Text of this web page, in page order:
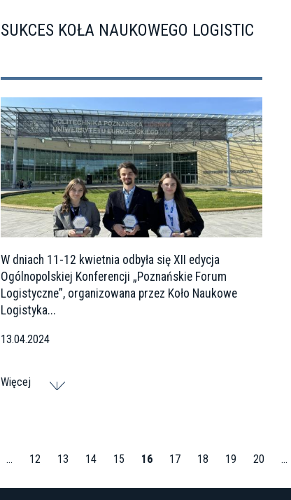
SUKCES KOŁA NAUKOWEGO LOGISTIC
W dniach 11-12 kwietnia odbyła się XII edycja
Ogólnopolskiej Konferencji „Poznańskie Forum
Logistyczne”, organizowana przez Koło Naukowe
Logistyka...
13.04.2024
Więcej
… 12 13 14 15 16 17 18 19 20 …